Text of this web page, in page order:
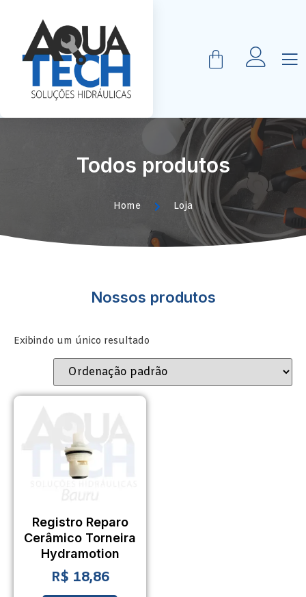
Todos produtos
Home Loja
Nossos produtos
Exibindo um único resultado
Registro Reparo
Cerâmico Torneira
Hydramotion
R$ 18,86